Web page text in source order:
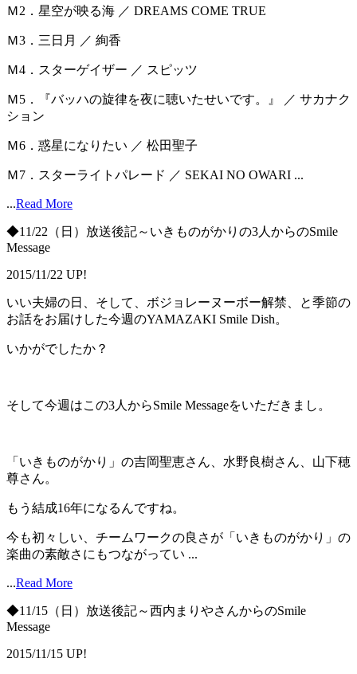
Ｍ2．星空が映る海 ／ DREAMS COME TRUE
Ｍ3．三日月 ／ 絢香
Ｍ4．スターゲイザー ／ スピッツ
Ｍ5．『バッハの旋律を夜に聴いたせいです。』 ／ サカナク
ション
Ｍ6．惑星になりたい ／ 松田聖子
Ｍ7．スターライトパレード ／ SEKAI NO OWARI ...
...Read More
◆11/22（日）放送後記～いきものがかりの3人からのSmile
Message
2015/11/22 UP!
いい夫婦の日、そして、ボジョレーヌーボー解禁、と季節の
お話をお届けした今週のYAMAZAKI Smile Dish。
いかがでしたか？
そして今週はこの3人からSmile Messageをいただきまし。
「いきものがかり」の吉岡聖恵さん、水野良樹さん、山下穂
尊さん。
もう結成16年になるんですね。
今も初々しい、チームワークの良さが「いきものがかり」の
楽曲の素敵さにもつながってい ...
...Read More
◆11/15（日）放送後記～西内まりやさんからのSmile
Message
2015/11/15 UP!